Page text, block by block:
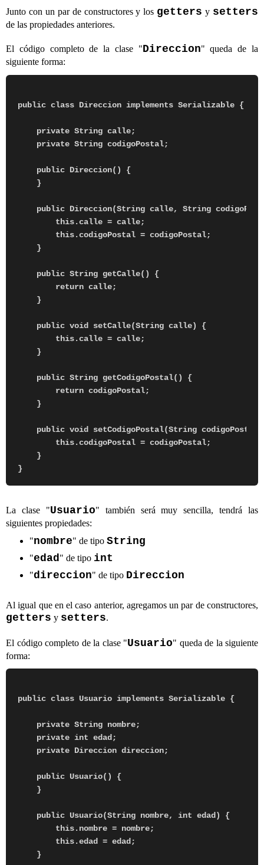
Junto con un par de constructores y los getters y setters
de las propiedades anteriores.
El código completo de la clase "Direccion" queda de la
siguiente forma:
public class Direccion implements Serializable {
    private String calle;
    private String codigoPostal;
    public Direccion() {
    }
public Direccion(String calle, String
        this.calle = calle;
        this.codigoPostal = codigoPostal;
    }
    public String getCalle() {
        return calle;
    }
    public void setCalle(String calle) {
        this.calle = calle;
    }
    public String getCodigoPostal() {
        return codigoPostal;
    }
public void setCodigoPostal(String
        this.codigoPostal = codigoPostal;
    }
La clase "Usuario" también será muy sencilla, tendrá las
siguientes propiedades:
"nombre" de tipo String
"edad " de tipo int
"direccion" de tipo Direccion
Al igual que en el caso anterior, agregamos un par de constructores,
getters y setters.
El código completo de la clase "Usuario" queda de la siguiente
forma:
public class Usuario implements Serializable {
    private String nombre;
    private int edad;
    private Direccion direccion;
    public Usuario() {
    }
    public Usuario(String nombre, int edad) {
        this.nombre = nombre;
        this.edad = edad;
    }